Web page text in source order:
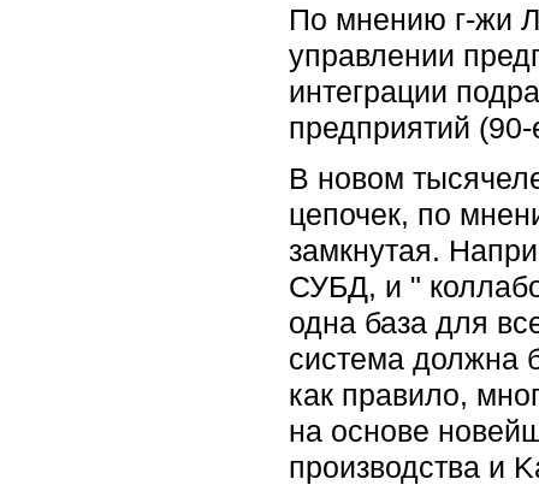
По мнению г-жи
управлении
интеграции
предприятий
В новом
цепочек, по
замкнутая.
СУБД, и "
одна база для
система должна
как правило,
на основе
производства и